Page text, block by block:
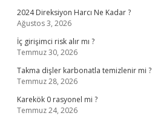
2024 Direksiyon Harcı Ne Kadar ?
Ağustos 3, 2026
İç girişimci risk alır mı ?
Temmuz 30, 2026
Takma dişler karbonatla temizlenir mi ?
Temmuz 28, 2026
Karekök 0 rasyonel mi ?
Temmuz 24, 2026